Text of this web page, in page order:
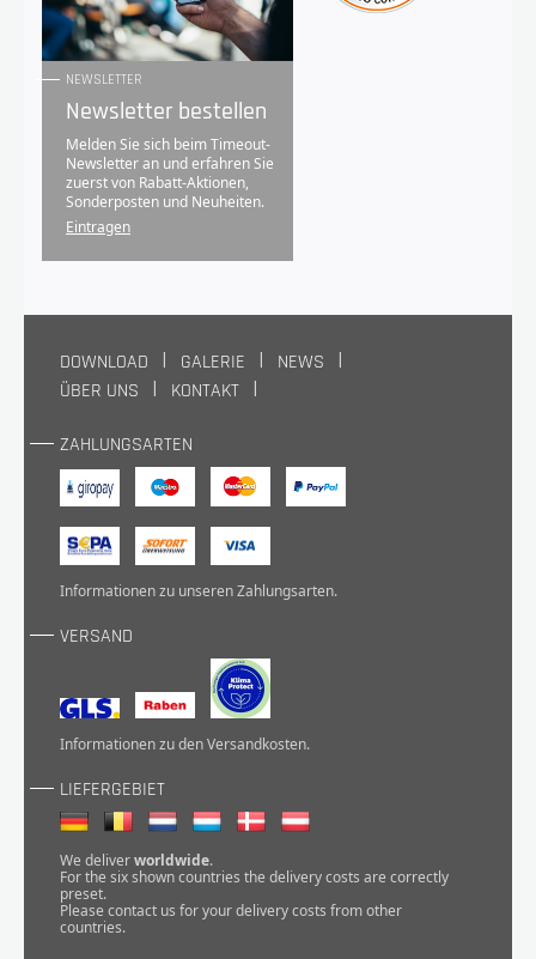
NEWSLETTER
Newsletter bestellen
Melden Sie sich beim Timeout-
Newsletter an und erfahren Sie
zuerst von Rabatt-Aktionen,
Sonderposten und Neuheiten.
Eintragen
DOWNLOAD GALERIE
NEWS
ÜBER UNS
KONTAKT
ZAHLUNGSARTEN
Informationen zu unserenZahlungsarten.
VERSAND
Informationen zu denVersandkosten.
LIEFERGEBIET
We deliverworldwide.
For the six shown countries the delivery costs are correctly
preset.
Please contact us for your delivery costs from other
countries.